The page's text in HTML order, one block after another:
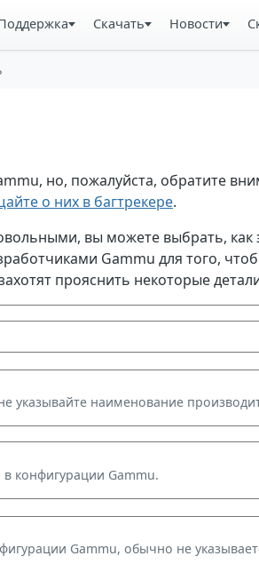
Скачать Новости
но, пожалуйста, обратите
о них в багтрекере.
вы можете выбрать, как
Gammu для того,
прояснить некоторые
указывайте наименование
конфигурации Gammu.
Gammu, обычно не